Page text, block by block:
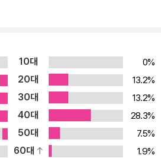
에게 돌아가야 할 이익을 쥐어짜내 가
의 을은 희생을 당하게끔 정교하게 설
. 갑을관계를 바탕으로 한 갑질이 가능
사회를 떠받치는 두 개의 기둥인 ‘지대
와 ‘외주화’(outsourcing)를
행
10대
0%
20대
13.2%
30대
13.2%
40대
28.3%
50대
7.5%
60대
1.9%